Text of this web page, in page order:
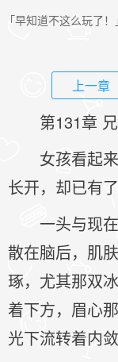
「早知道不这么玩了！」
上一章
第131章
女孩看起
长开，却已有
一头与现
散在脑后，肌
琢，尤其那双
着下方，眉心
光下流转着内敛